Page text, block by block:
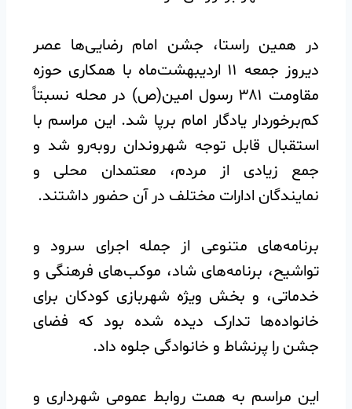
️در همین راستا، جشن امام رضایی‌ها عصر
دیروز جمعه ۱۱ اردیبهشت‌ماه با همکاری حوزه
مقاومت ۳۸۱ رسول امین(ص) در محله نسبتاً
کم‌برخوردار یادگار امام برپا شد. این مراسم با
استقبال قابل توجه شهروندان روبه‌رو شد و
جمع زیادی از مردم، معتمدان محلی و
نمایندگان ادارات مختلف در آن حضور داشتند.
️برنامه‌های متنوعی از جمله اجرای سرود و
تواشیح، برنامه‌های شاد، موکب‌های فرهنگی و
خدماتی، و بخش ویژه شهربازی کودکان برای
خانواده‌ها تدارک دیده شده بود که فضای
جشن را پرنشاط و خانوادگی جلوه داد.
️این مراسم به همت روابط عمومی شهرداری و